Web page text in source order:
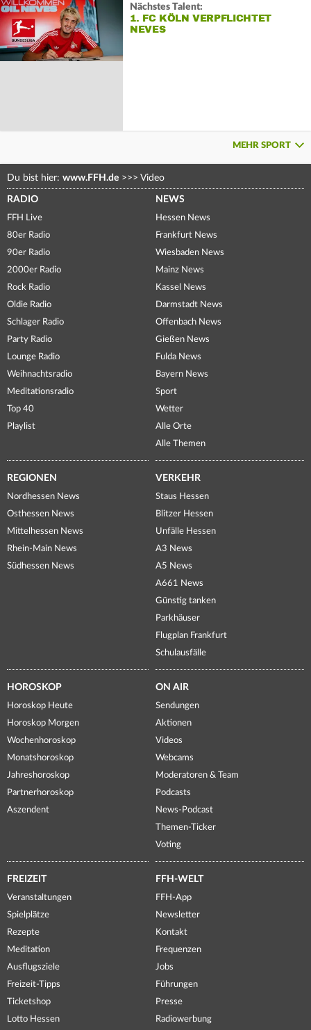
Nächstes Talent:
1. FC KÖLN VERPFLICHTET
NEVES
MEHR SPORT
Du bist hier: www.FFH.de >>> Video
RADIO
FFH Live
80er Radio
90er Radio
2000er Radio
Rock Radio
Oldie Radio
Schlager Radio
Party Radio
Lounge Radio
Weihnachtsradio
Meditationsradio
Top 40
Playlist
NEWS
Hessen News
Frankfurt News
Wiesbaden News
Mainz News
Kassel News
Darmstadt News
Offenbach News
Gießen News
Fulda News
Bayern News
Sport
Wetter
Alle Orte
Alle Themen
REGIONEN
Nordhessen News
Osthessen News
Mittelhessen News
Rhein-Main News
Südhessen News
VERKEHR
Staus Hessen
Blitzer Hessen
Unfälle Hessen
A3 News
A5 News
A661 News
Günstig tanken
Parkhäuser
Flugplan Frankfurt
Schulausfälle
HOROSKOP
Horoskop Heute
Horoskop Morgen
Wochenhoroskop
Monatshoroskop
Jahreshoroskop
Partnerhoroskop
Aszendent
ON AIR
Sendungen
Aktionen
Videos
Webcams
Moderatoren & Team
Podcasts
News-Podcast
Themen-Ticker
Voting
FREIZEIT
Veranstaltungen
Spielplätze
Rezepte
Meditation
Ausflugsziele
Freizeit-Tipps
Ticketshop
Lotto Hessen
FFH-WELT
FFH-App
Newsletter
Kontakt
Frequenzen
Jobs
Führungen
Presse
Radiowerbung